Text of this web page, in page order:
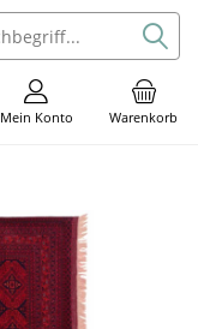
Warenkorb
Mein Konto